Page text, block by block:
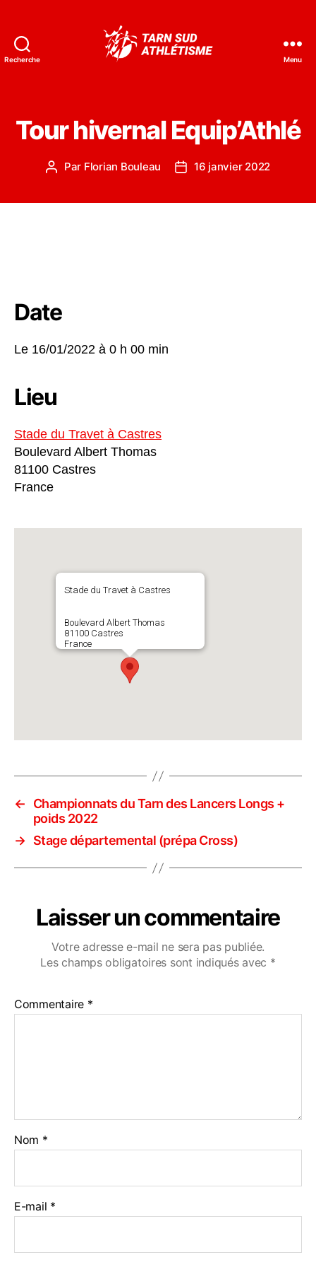
Recherche Menu
Tour hivernal Equip’Athlé
Auteur
Par Florian Bouleau
Date16 janvier 2022
Date
Le 16/01/2022 à 0 h 00 min
Lieu
Stade du Travet à Castres
Boulevard Albert Thomas
81100 Castres
France
Stade du Travet à Castres
Boulevard Albert Thomas
81100 Castres
France
←
Championnats du Tarn des Lancers Longs +
poids 2022
→ Stage départemental (prépa Cross)
Laisser un commentaire
Votre adresse e-mail ne sera pas publiée.
Les champs obligatoires sont indiqués avec *
Commentaire *
Nom *
E-mail *